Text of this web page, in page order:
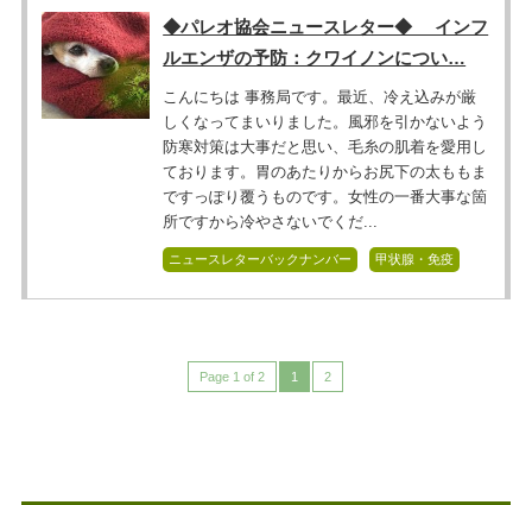
◆パレオ協会ニュースレター◆ インフ
ルエンザの予防：クワイノンについ…
こんにちは 事務局です。最近、冷え込みが厳
しくなってまいりました。風邪を引かないよう
防寒対策は大事だと思い、毛糸の肌着を愛用し
ております。胃のあたりからお尻下の太ももま
ですっぽり覆うものです。女性の一番大事な箇
所ですから冷やさないでくだ...
ニュースレターバックナンバー 甲状腺・免疫
Page 1 of 2 1 2